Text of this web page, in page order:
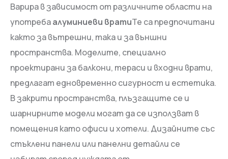
Варира в зависимост от различните области на
употребаалуминиеви вратиТе са предпочитани
както за вътрешни, така и за външни
пространства. Моделите, специално
проектирани за балкони, тераси и входни врати,
предлагат едновременно сигурност и естетика.
В закрити пространства, плъзгащите се и
шарнирните модели могат да се използват в
помещения като офиси и хотели. Дизайните със
стъклени панели или панелни детайли се